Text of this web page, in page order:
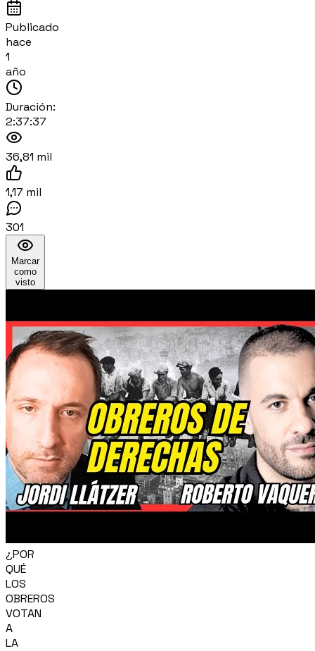
Publicado
hace
1
año
Duración:
2:37:37
36,81 mil
1,17 mil
301
Marcar
como
visto
¿POR
QUÉ
LOS
OBREROS
VOTAN
A
LA